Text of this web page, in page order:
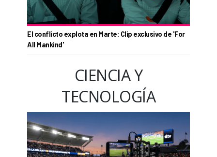
El conflicto explota en Marte: Clip exclusivo de 'For
All Mankind'
CIENCIA Y
TECNOLOGÍA